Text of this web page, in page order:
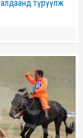
түрүүлж